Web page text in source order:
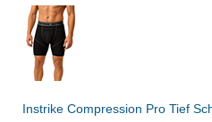
Instrike Compression Pro Tief